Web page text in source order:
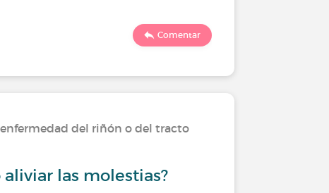
Comentar
del riñón o del tracto
las molestias?